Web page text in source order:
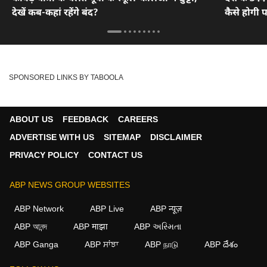
देखें कब-कहां रहेंगे बंद?
कैसे होगी
SPONSORED LINKS BY TABOOLA
ABOUT US FEEDBACK
CAREERS
ADVERTISE WITH US
SITEMAP
DISCLAIMER
PRIVACY POLICY
CONTACT US
ABP NEWS GROUP WEBSITES
ABP Network ABP Live
ABP न्यूज़
ABP আনন্দ
ABP माझा
ABP અસ્મિતા
ABP Ganga
ABP ਸਾਂਝਾ ABP நாடு ABP దేశం